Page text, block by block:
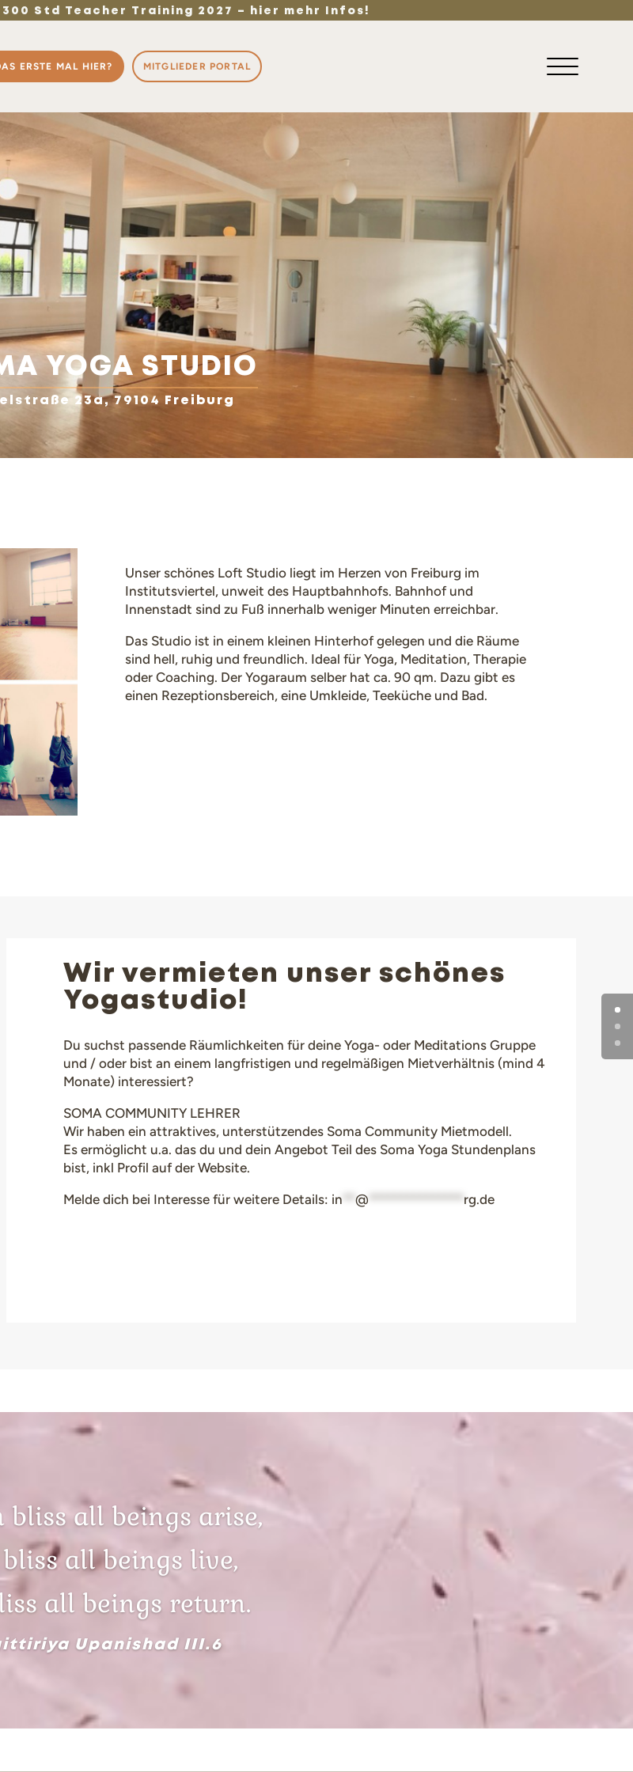
Std Teacher Training 2027 – hier mehr Infos!
ERSTE MAL HIER? MITGLIEDER PORTAL
YOGA STUDIO
23a, 79104 Freiburg
Unser schönes Loft Studio liegt im Herzen von Freiburg im
Institutsviertel, unweit des Hauptbahnhofs. Bahnhof und
Innenstadt sind zu Fuß innerhalb weniger Minuten erreichbar.
Das Studio ist in einem kleinen Hinterhof gelegen und die Räume
sind hell, ruhig und freundlich. Ideal für Yoga, Meditation, Therapie
oder Coaching. Der Yogaraum selber hat ca. 90 qm. Dazu gibt es
einen Rezeptionsbereich, eine Umkleide, Teeküche und Bad.
Wir vermieten unser schönes
Yogastudio!
Du suchst passende Räumlichkeiten für deine Yoga- oder Meditations Gruppe
und / oder bist an einem langfristigen und regelmäßigen Mietverhältnis (mind 4
Monate) interessiert?
SOMA COMMUNITY LEHRER
Wir haben ein attraktives, unterstützendes Soma Community Mietmodell.
Es ermöglicht u.a. das du und dein Angebot Teil des Soma Yoga Stundenplans
bist, inkl Profil auf der Website.
Melde dich bei Interesse für weitere Details: in ** @ *************** rg.de
bliss all beings arise,
all beings live,
all beings return.
Upanishad III.6